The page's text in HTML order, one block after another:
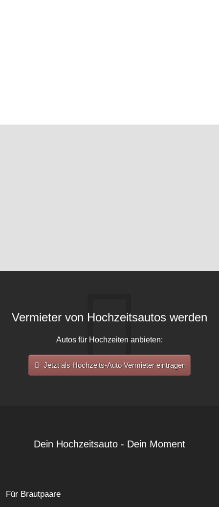
Vermieter von Hochzeitsautos werden
Autos für Hochzeiten anbieten:
Jetzt als Hochzeits-Auto Vermieter eintragen
Dein Hochzeitsauto - Dein Moment
Für Brautpaare